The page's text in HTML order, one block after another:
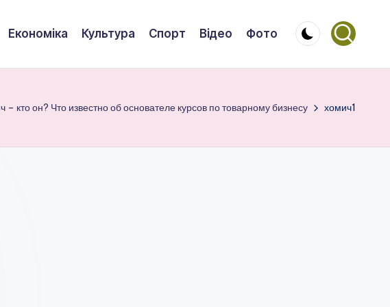
Економіка Культура Спорт Відео Фото
кто он? Что известно об основателе курсов по товарному бизнесу хомич1